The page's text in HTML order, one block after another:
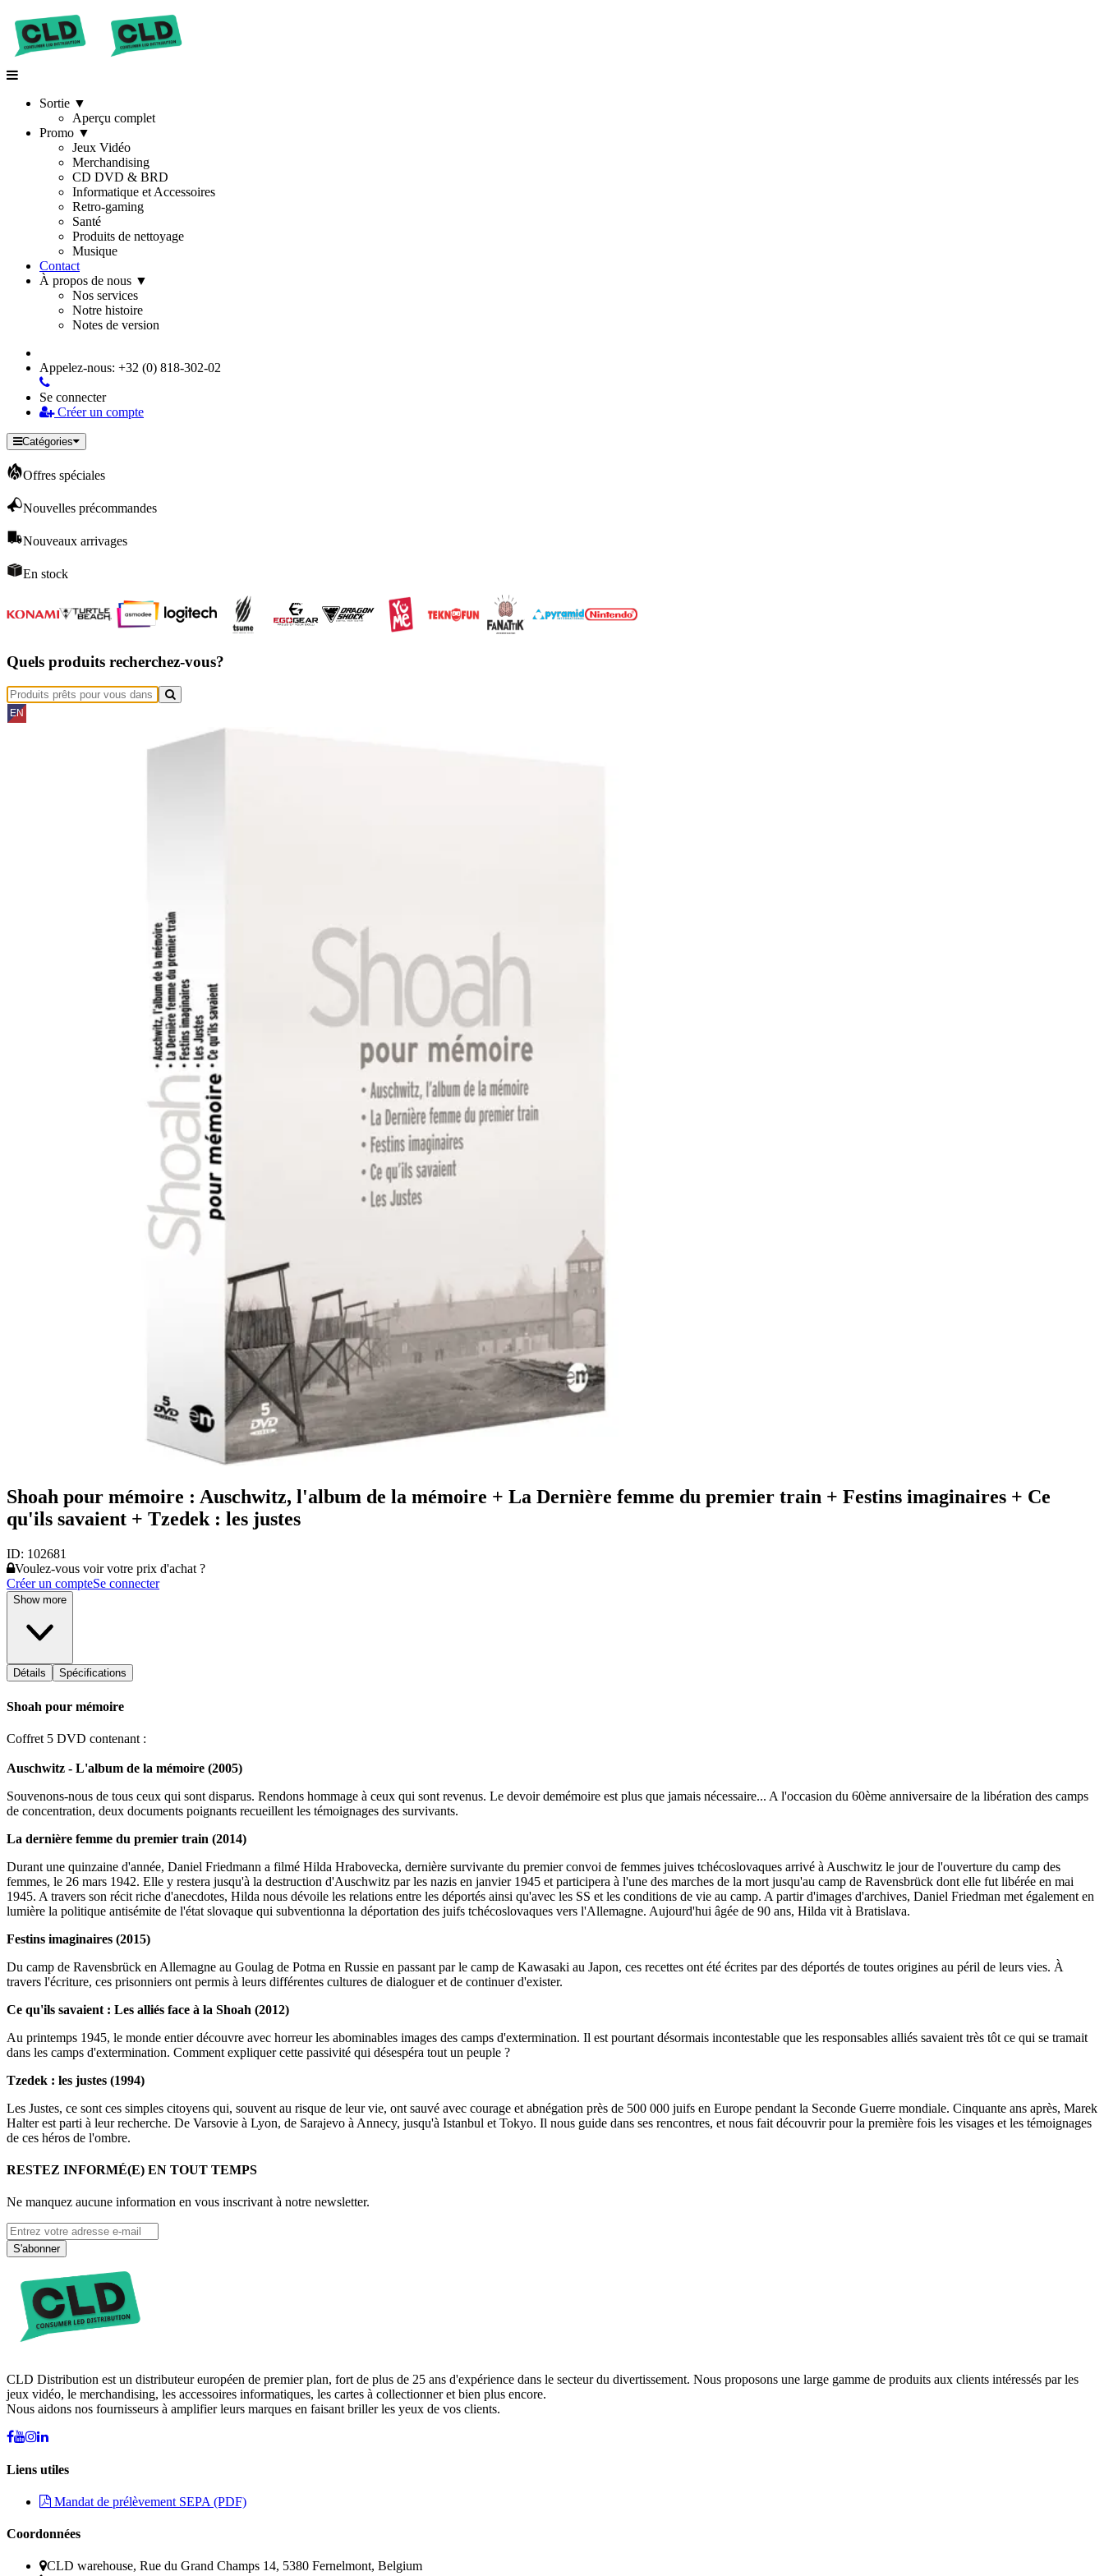
Sortie ▼
Aperçu complet
Promo ▼
Jeux Vidéo
Merchandising
CD DVD & BRD
Informatique et Accessoires
Retro-gaming
Santé
Produits de nettoyage
Musique
Contact
À propos de nous ▼
Nos services
Notre histoire
Notes de version
Appelez-nous: +32 (0) 818-302-02
Se connecter
Créer un compte
Catégories
Offres spéciales
Nouvelles précommandes
Nouveaux arrivages
En stock
Quels produits recherchez-vous?
Shoah pour mémoire : Auschwitz, l'album de la mémoire + La Dernière femme du premier train + Festins imaginaires + Ce
qu'ils savaient + Tzedek : les justes
ID: 102681
Voulez-vous voir votre prix d'achat ?
Créer un compteSe connecter
Show more
Détails Spécifications
Shoah pour mémoire
Coffret 5 DVD contenant :
Auschwitz - L'album de la mémoire (2005)
Souvenons-nous de tous ceux qui sont disparus. Rendons hommage à ceux qui sont revenus. Le devoir demémoire est plus que jamais nécessaire... A l'occasion du 60ème anniversaire de la libération des camps
de concentration, deux documents poignants recueillent les témoignages des survivants.
La dernière femme du premier train (2014)
Durant une quinzaine d'année, Daniel Friedmann a filmé Hilda Hrabovecka, dernière survivante du premier convoi de femmes juives tchécoslovaques arrivé à Auschwitz le jour de l'ouverture du camp des
femmes, le 26 mars 1942. Elle y restera jusqu'à la destruction d'Auschwitz par les nazis en janvier 1945 et participera à l'une des marches de la mort jusqu'au camp de Ravensbrück dont elle fut libérée en mai
1945. A travers son récit riche d'anecdotes, Hilda nous dévoile les relations entre les déportés ainsi qu'avec les SS et les conditions de vie au camp. A partir d'images d'archives, Daniel Friedman met également en
lumière la politique antisémite de l'état slovaque qui subventionna la déportation des juifs tchécoslovaques vers l'Allemagne. Aujourd'hui âgée de 90 ans, Hilda vit à Bratislava.
Festins imaginaires (2015)
Du camp de Ravensbrück en Allemagne au Goulag de Potma en Russie en passant par le camp de Kawasaki au Japon, ces recettes ont été écrites par des déportés de toutes origines au péril de leurs vies. À
travers l'écriture, ces prisonniers ont permis à leurs différentes cultures de dialoguer et de continuer d'exister.
Ce qu'ils savaient : Les alliés face à la Shoah (2012)
Au printemps 1945, le monde entier découvre avec horreur les abominables images des camps d'extermination. Il est pourtant désormais incontestable que les responsables alliés savaient très tôt ce qui se tramait
dans les camps d'extermination. Comment expliquer cette passivité qui désespéra tout un peuple ?
Tzedek : les justes (1994)
Les Justes, ce sont ces simples citoyens qui, souvent au risque de leur vie, ont sauvé avec courage et abnégation près de 500 000 juifs en Europe pendant la Seconde Guerre mondiale. Cinquante ans après, Marek
Halter est parti à leur recherche. De Varsovie à Lyon, de Sarajevo à Annecy, jusqu'à Istanbul et Tokyo. Il nous guide dans ses rencontres, et nous fait découvrir pour la première fois les visages et les témoignages
de ces héros de l'ombre.
RESTEZ INFORMÉ(E) EN TOUT TEMPS
Ne manquez aucune information en vous inscrivant à notre newsletter.
S'abonner
CLD Distribution est un distributeur européen de premier plan, fort de plus de 25 ans d'expérience dans le secteur du divertissement. Nous proposons une large gamme de produits aux clients intéressés par les
jeux vidéo, le merchandising, les accessoires informatiques, les cartes à collectionner et bien plus encore.
Nous aidons nos fournisseurs à amplifier leurs marques en faisant briller les yeux de vos clients.
Liens utiles
Mandat de prélèvement SEPA (PDF)
Coordonnées
CLD warehouse, Rue du Grand Champs 14, 5380 Fernelmont, Belgium